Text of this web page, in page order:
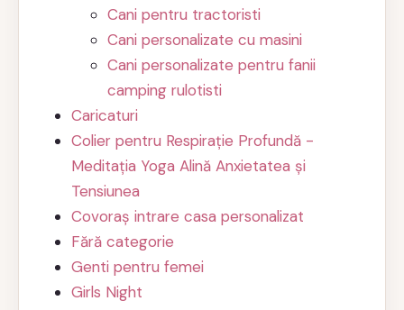
Cani pentru tractoristi
Cani personalizate cu masini
Cani personalizate pentru fanii
camping rulotisti
Caricaturi
Colier pentru Respirație Profundă -
Meditația Yoga Alină Anxietatea și
Tensiunea
Covoraș intrare casa personalizat
Fără categorie
Genti pentru femei
Girls Night